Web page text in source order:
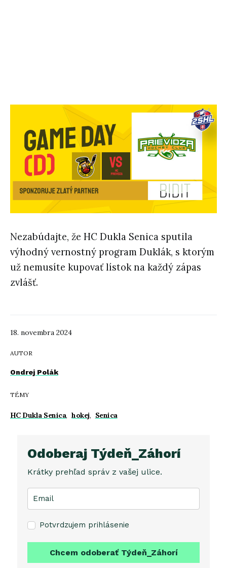
18. novembra 2024
AUTOR
Ondrej Polák
TÉMY
HC Dukla Senica, hokej, Senica
Nezabúdajte, že HC Dukla Senica sputila
výhodný vernostný program Duklák, s ktorým
už nemusíte kupovať lístok na každý zápas
zvlášť.
Odoberaj Týdeň_Záhorí
Krátky prehľad správ z vašej ulice.
Potvrdzujem prihlásenie
Chcem odoberať Týdeň_Záhorí